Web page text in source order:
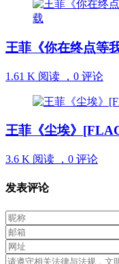
王菲《你在终点等
1.61 K 阅读 ， 0 评论
王菲《尘埃》
3.6 K 阅读 ， 0 评论
发表评论